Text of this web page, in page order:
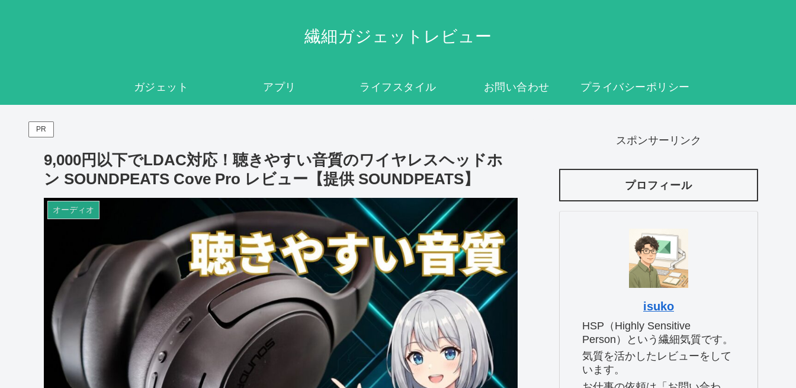
繊細ガジェットレビュー
ガジェット アプリ ライフスタイル お問い合わせ プライバシーポリシー
PR
9,000円以下でLDAC対応！聴きやすい音質のワイヤレスヘッドホ
ン SOUNDPEATS Cove Pro レビュー【提供 SOUNDPEATS】
オーディオ
スポンサーリンク
プロフィール
isuko
HSP（Highly Sensitive
Person）という繊細気質です。
気質を活かしたレビューをして
います。